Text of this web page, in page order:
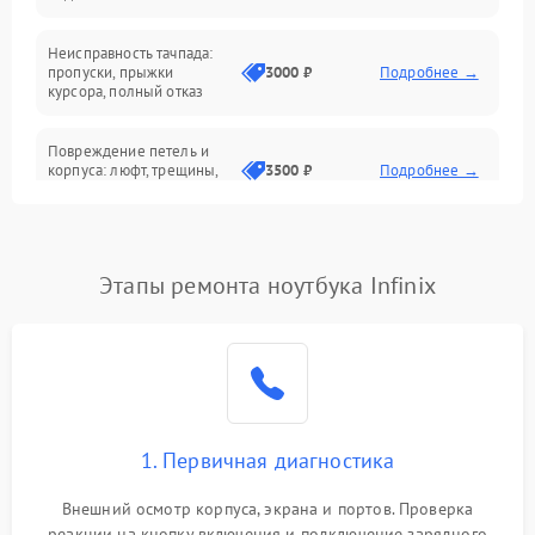
Сеть и интернет
Неисправность тачпада:
пропуски, прыжки
курсора, полный отказ
3000 ₽ Подробнее →
Повреждение петель и
корпуса: люфт, трещины,
3500 ₽ Подробнее →
невозможность зарядки,
2500 ₽ Подробнее →
2000 ₽
Перегрев из‑за пыли,
неисправности кулера
Этапы ремонта ноутбука Infinix
1. Первичная диагностика
Внешний осмотр корпуса, экрана и портов. Проверка